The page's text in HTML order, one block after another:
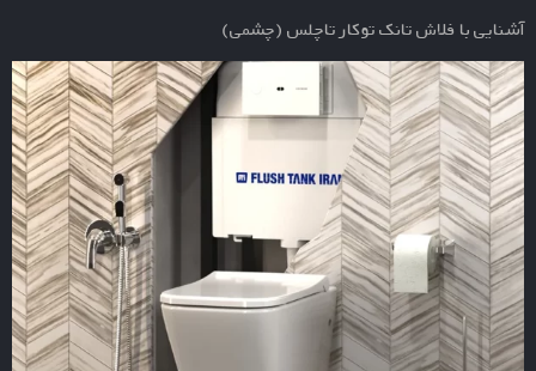
آشنایی با فلاش تانک توکار تاچلس (چشمی)